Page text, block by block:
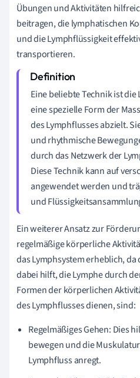
Übungen und Aktivitäten
beitragen, die lymphatischen
und die Lymphflüssigkeit
transportieren.
Eine beliebte Technik ist
eine spezielle Form der
des Lymphflusses abzielt.
und rhythmische
durch das Netzwerk der
Diese Technik kann auf
angewendet werden und
und
Ein weiterer Ansatz zur
regelmäßige körperliche
das Lymphsystem erheblich,
dabei hilft, die Lymphe durch
Formen der körperlichen
des Lymphflusses dienen, sind:
Regelmäßiges Gehen: Dies
bewegen und die
Lymphfluss anregt.